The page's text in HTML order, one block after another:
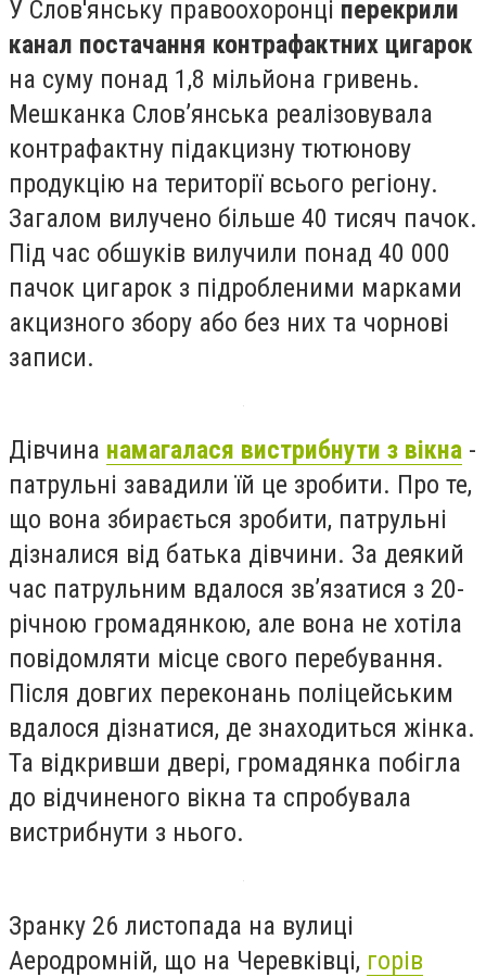
У Слов'янську правоохоронці перекрили
канал постачання контрафактних цигарок
на суму понад 1,8 мільйона гривень.
Мешканка Слов’янська реалізовувала
контрафактну підакцизну тютюнову
продукцію на території всього регіону.
Загалом вилучено більше 40 тисяч пачок.
Під час обшуків вилучили понад 40 000
пачок цигарок з підробленими марками
акцизного збору або без них та чорнові
записи.
Дівчина намагалася вистрибнути з вікна -
патрульні завадили їй це зробити. Про те,
що вона збирається зробити, патрульні
дізналися від батька дівчини. За деякий
час патрульним вдалося зв’язатися з 20-
річною громадянкою, але вона не хотіла
повідомляти місце свого перебування.
Після довгих переконань поліцейським
вдалося дізнатися, де знаходиться жінка.
Та відкривши двері, громадянка побігла
до відчиненого вікна та спробувала
вистрибнути з нього.
Зранку 26 листопада на вулиці
Аеродромній, що на Черевківці, горів